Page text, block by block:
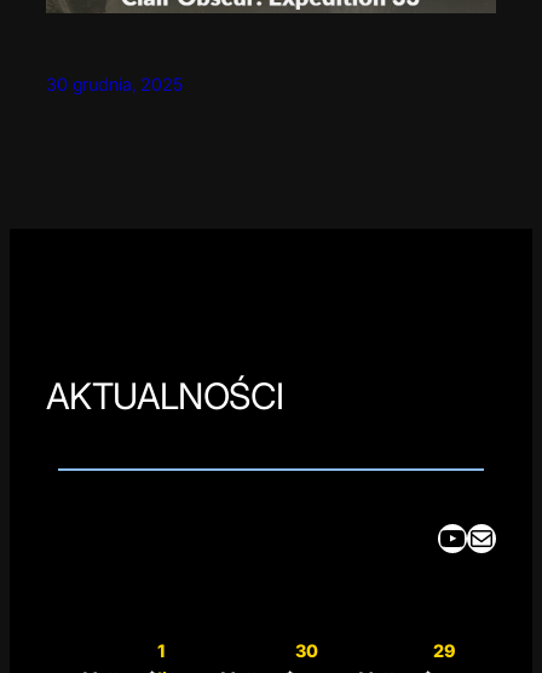
30 grudnia, 2025
AKTUALNOŚCI
YouTube Mail
1
30
29